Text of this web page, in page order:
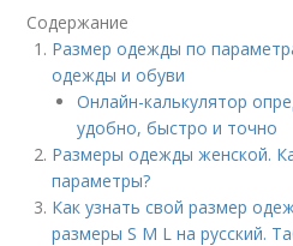
Содержание
Размер одежды по
одежды и обуви
Онлайн-калькулятор
удобно, быстро и точно
Размеры одежды женской.
параметры?
Как узнать свой размер
размеры S M L на русский.